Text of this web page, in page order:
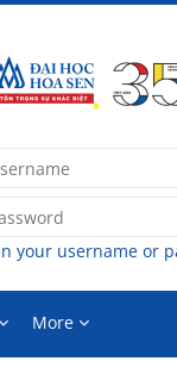
your username or
More